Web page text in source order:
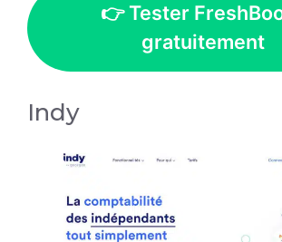
👉 Tester
gratuitement
Indy